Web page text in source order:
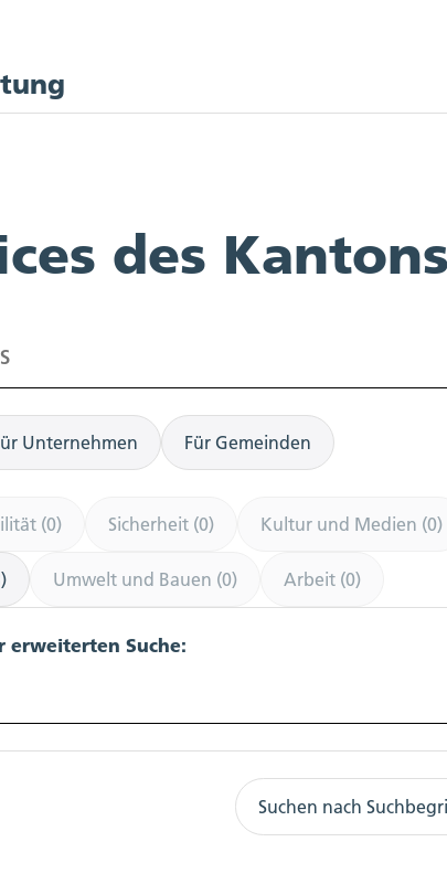
des Kantons
Unternehmen Für Gemeinden
(0) Sicherheit (0) Kultur und Medien (0)
Umwelt und Bauen (0) Arbeit (0)
erweiterten Suche:
Suchen nach